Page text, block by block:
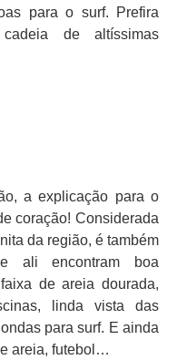
para o surf. Prefira
de altíssimas
a explicação para o
coração! Considerada
da região, é também
ali encontram boa
de areia dourada,
linda vista das
para surf. E ainda
areia, futebol…